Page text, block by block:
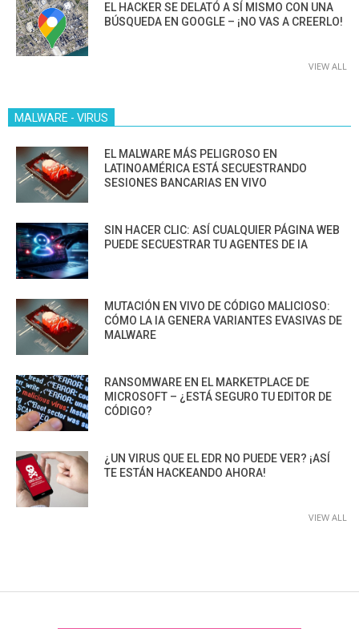
EL HACKER SE DELATÓ A SÍ MISMO CON UNA
BÚSQUEDA EN GOOGLE – ¡NO VAS A CREERLO!
VIEW ALL
MALWARE - VIRUS
EL MALWARE MÁS PELIGROSO EN
LATINOAMÉRICA ESTÁ SECUESTRANDO
SESIONES BANCARIAS EN VIVO
SIN HACER CLIC: ASÍ CUALQUIER PÁGINA WEB
PUEDE SECUESTRAR TU AGENTES DE IA
MUTACIÓN EN VIVO DE CÓDIGO MALICIOSO:
CÓMO LA IA GENERA VARIANTES EVASIVAS DE
MALWARE
RANSOMWARE EN EL MARKETPLACE DE
MICROSOFT – ¿ESTÁ SEGURO TU EDITOR DE
CÓDIGO?
¿UN VIRUS QUE EL EDR NO PUEDE VER? ¡ASÍ
TE ESTÁN HACKEANDO AHORA!
VIEW ALL